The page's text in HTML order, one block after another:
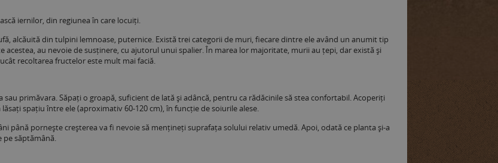
iernilor, din regiunea în care locuiți.
alcăuită din tulpini lemnoase, puternice. Există trei categorii de muri, fiecare dintre ele având un anumit tip
acestea, au nevoie de susținere, cu ajutorul unui spalier. În marea lor majoritate, murii au țepi, dar există și
recoltarea fructelor este mult mai faciă.
primăvara. Săpați o groapă, suficient de lată și adâncă, pentru ca rădăcinile să stea confortabil. Acoperiți
spațiu între ele (aproximativ 60-120 cm), în funcție de soiurile alese.
până pornește creșterea va fi nevoie să mențineți suprafața solului relativ umedă. Apoi, odată ce planta și-a
săptămână.